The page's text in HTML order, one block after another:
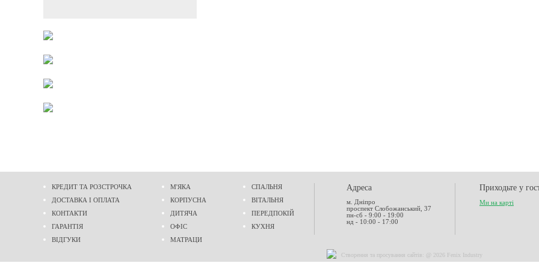
КРЕДИТ ТА РОЗСТРОЧКА
ДОСТАВКА І ОПЛАТА
КОНТАКТИ
ГАРАНТІЯ
ВІДГУКИ
М'ЯКА
КОРПУСНА
ДИТЯЧА
ОФІС
МАТРАЦИ
СПАЛЬНЯ
ВІТАЛЬНЯ
ПЕРЕДПОКІЙ
КУХНЯ
Адреса
м. Дніпро
проспект Слобожанський, 37
пн-сб - 9:00 - 19:00
нд - 10:00 - 17:00
Приходьте у
Ми на карті
Створення та просування сайтів: @ 2026 Fenix Industry